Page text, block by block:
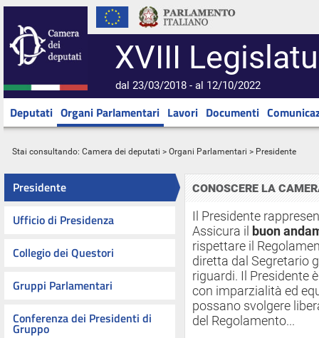
XVIII
dal 23/03/2018 - al 12/10/2022
Deputati Organi Parlamentari Lavori Documenti
Stai consultando: Camera dei deputati > Organi Parlamentari > Presidente
Presidente
Ufficio di Presidenza
Collegio dei Questori
Gruppi Parlamentari
Conferenza dei Presidenti di
Gruppo
CONOSCERE LA
Il Presidente
Assicura il buon
rispettare il
diretta dal Segretario
riguardi. Il Presidente
con imparzialità ed
possano svolgere
del Regolamento...